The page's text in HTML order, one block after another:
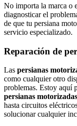
No importa la marca o
diagnosticar el
de que tu persiana
servicio especializado.
Reparación de
Las persianas
como cualquier otro
problemas. Estoy aquí
persianas motorizadas
hasta circuitos
solucionar cualquier